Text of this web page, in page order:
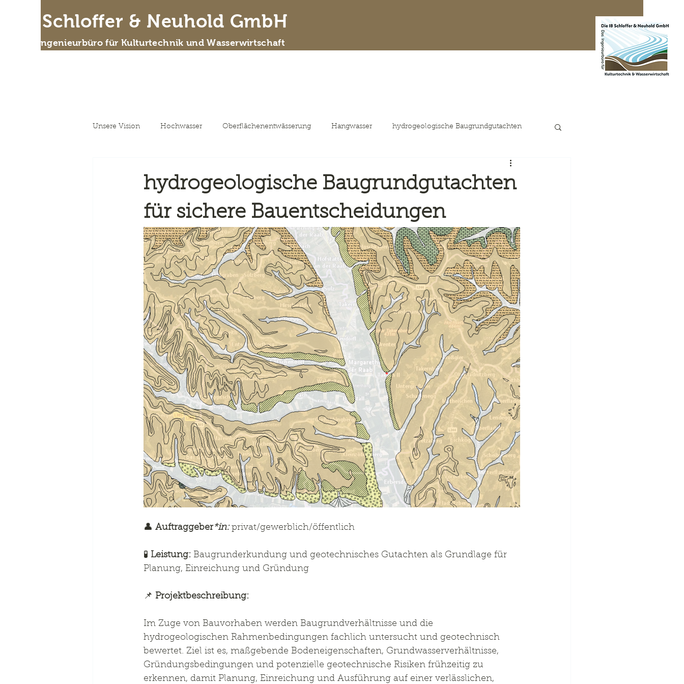
IB Schloffer & Neuhold GmbH
Das Ingenieurbüro für Kulturtechnik und Wasserwirtschaft
Unsere Vision Hochwasser Oberflächenentwässerung Hangwasser hydrogeologische Baugrundgutachten
hydrogeologische Baugrundgutachten
für sichere Bauentscheidungen
👤 Auftraggeber*in: privat/gewerblich/öffentlich
🧪 Leistung: Baugrunderkundung und geotechnisches Gutachten als Grundlage für
Planung, Einreichung und Gründung
📌 Projektbeschreibung:
Im Zuge von Bauvorhaben werden Baugrundverhältnisse und die
hydrogeologischen Rahmenbedingungen fachlich untersucht und geotechnisch
bewertet. Ziel ist es, maßgebende Bodeneigenschaften, Grundwasserverhältnisse,
Gründungsbedingungen und potenzielle geotechnische Risiken frühzeitig zu
erkennen, damit Planung, Einreichung und Ausführung auf einer verlässlichen,